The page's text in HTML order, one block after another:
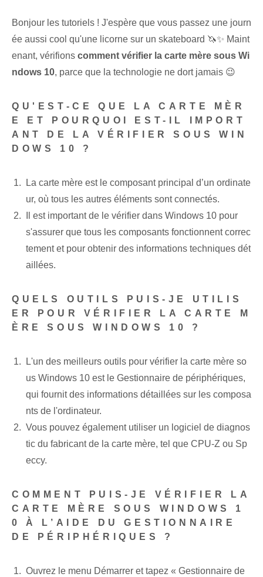
Bonjour les tutoriels ! J'espère que vous passez une journ
ée aussi cool qu'une licorne sur un skateboard 🦄✨ Maint
enant, vérifions comment vérifier la carte mère sous Wi
ndows 10, parce que la technologie ne dort jamais 😉
QU'EST-CE QUE LA CARTE MÈR
E ET POURQUOI EST-IL IMPORT
ANT DE LA VÉRIFIER SOUS WIN
DOWS 10 ?
La carte mère est le composant principal d’un ordinate
ur, où tous les autres éléments sont connectés.
Il est important de le vérifier dans Windows 10 pour
s'assurer que tous les composants fonctionnent correc
tement et pour obtenir des informations techniques dét
aillées.
QUELS OUTILS PUIS-JE UTILIS
ER POUR VÉRIFIER LA CARTE M
ÈRE SOUS WINDOWS 10 ?
L'un des meilleurs outils pour vérifier la carte mère so
us Windows 10 est le Gestionnaire de périphériques,
qui fournit des informations détaillées sur les composa
nts de l'ordinateur.
Vous pouvez également utiliser un logiciel de diagnos
tic du fabricant de la carte mère, tel que CPU-Z ou Sp
eccy.
COMMENT PUIS-JE VÉRIFIER LA
CARTE MÈRE SOUS WINDOWS 1
0 À L’AIDE DU GESTIONNAIRE
DE PÉRIPHÉRIQUES ?
Ouvrez le menu Démarrer et tapez « Gestionnaire de